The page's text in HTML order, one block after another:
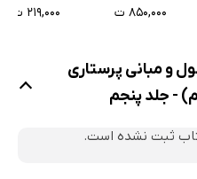
۸۵۰,۰۰۰ ت
۲۱۹,۰۰۰ ت
و مبانی پرستاری
ثبت نشده است.